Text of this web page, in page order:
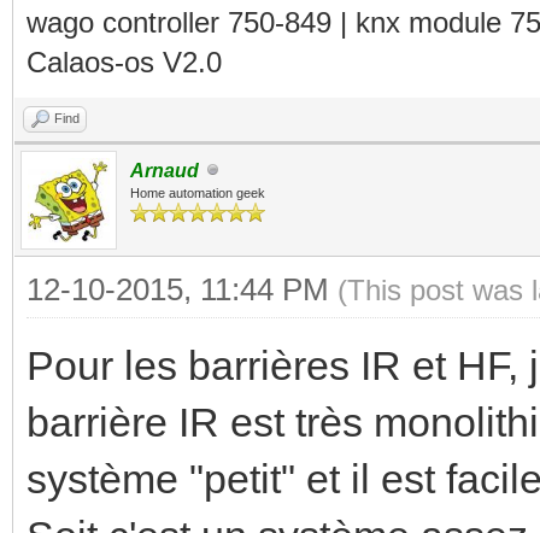
wago controller 750-849 | knx module
Calaos-os V2.0
Find
Arnaud
Home automation geek
12-10-2015, 11:44 PM (This post was
Pour les barrières IR et
barrière IR est très
système "petit" et il est